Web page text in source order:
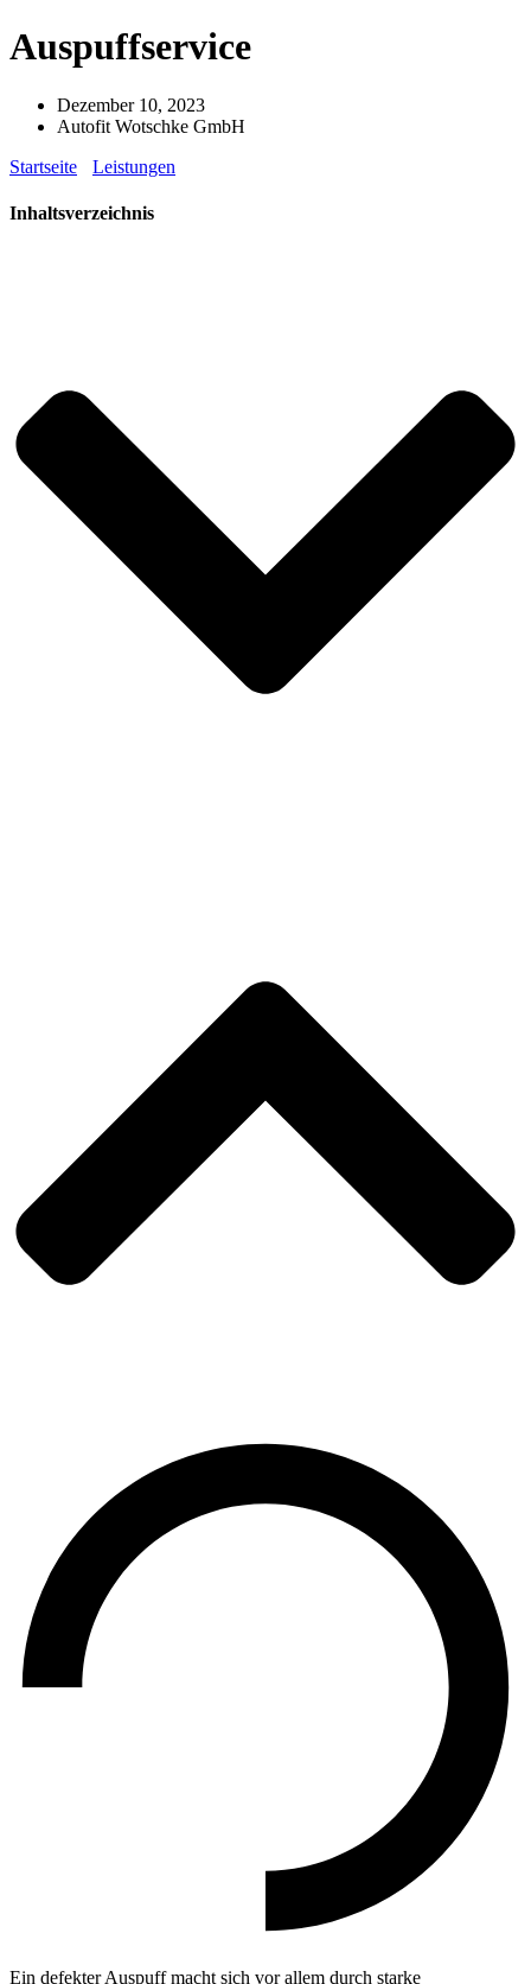
Auspuffservice
Dezember 10, 2023
Autofit Wotschke GmbH
Startseite
Leistungen
Inhaltsverzeichnis
Ein defekter Auspuff macht sich vor allem durch starke